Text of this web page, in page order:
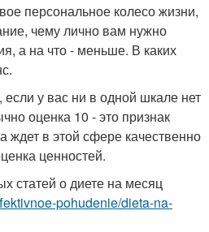
персональное колесо жизни,
чему лично вам нужно
а на что - меньше. В каких
если у вас ни в одной шкале нет
оценка 10 - это признак
ждет в этой сфере качественно
ценностей.
статей о диете на месяц
pohudenie/dieta-na-